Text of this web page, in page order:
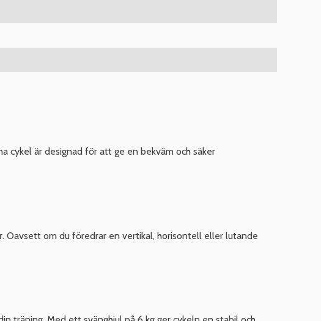
cykel är designad för att ge en bekväm och säker
Oavsett om du föredrar en vertikal, horisontell eller lutande